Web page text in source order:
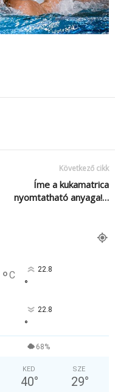
Következő cikk
Íme a kukamatrica
nyomtatható anyaga!…
°C 22.8
°
22.8
°
68%
KED
40°
SZE
29°